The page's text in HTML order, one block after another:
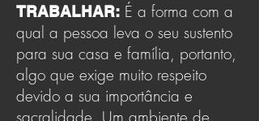
TRABALHAR: É a forma com a
qual a pessoa leva o seu sustento
para sua casa e família, portanto,
algo que exige muito respeito
devido a sua importância e